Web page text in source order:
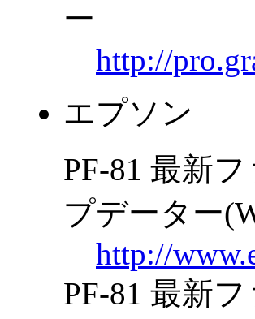
ー
http://
エプソン
PF-81 最新
プデーター
http://
PF-81 最新